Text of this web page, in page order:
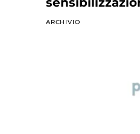
ARCHIVIO